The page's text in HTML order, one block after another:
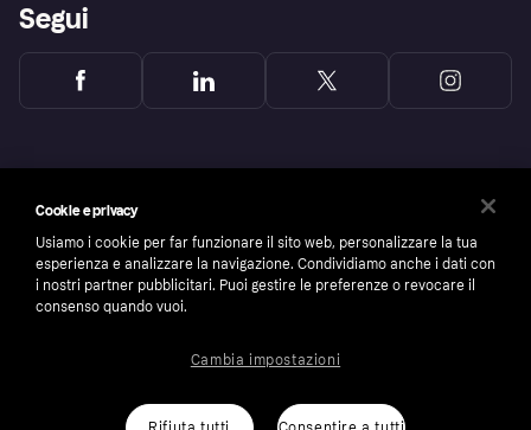
Segui
number: 556737-0431
Cookie e privacy
Usiamo i cookie per far funzionare il sito web, personalizzare la tua
esperienza e analizzare la navigazione. Condividiamo anche i dati con
i nostri partner pubblicitari. Puoi gestire le preferenze o revocare il
consenso quando vuoi.
Cambia impostazioni